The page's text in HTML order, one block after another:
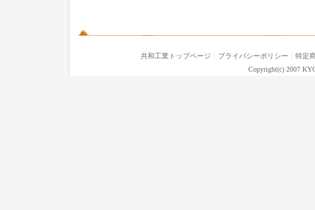
共和工業トップページ プライバシーポリシー
特定
Copyright(c) 2007